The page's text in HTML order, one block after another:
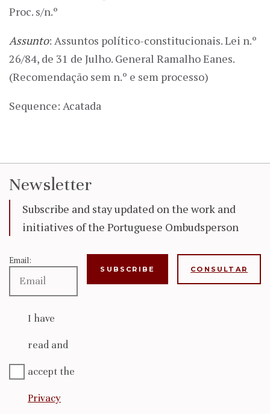
Proc. s/n.º
Assunto: Assuntos político-constitucionais. Lei n.º
26/84, de 31 de Julho. General Ramalho Eanes.
(Recomendação sem n.º e sem processo)
Sequence: Acatada
Newsletter
Subscribe and stay updated on the work and
initiatives of the Portuguese Ombudsperson
Email:
I have
read and
accept the
Privacy
CONSULTAR